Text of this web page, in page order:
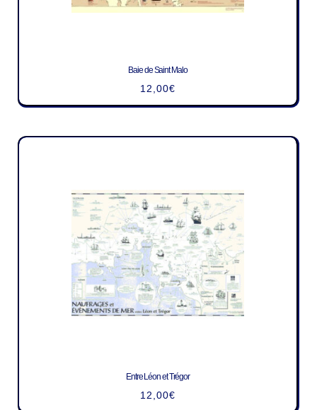
Baie de Saint Malo
12,00€
Entre Léon et Trégor
12,00€